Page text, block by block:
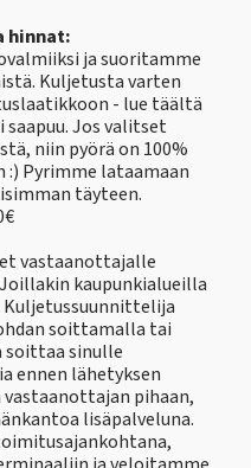
hinnat:
ja suoritamme
Kuljetusta varten
- lue täältä
Jos valitset
niin pyörä on 100%
:) Pyrimme lataamaan
täyteen.
vastaanottajalle
kaupunkialueilla
soittamalla tai
soittaa sinulle
ennen lähetyksen
pihaan,
lisäpalveluna.